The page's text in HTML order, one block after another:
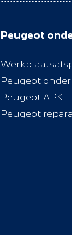
Peugeot
Peugeot
Peugeot APK
Peugeot